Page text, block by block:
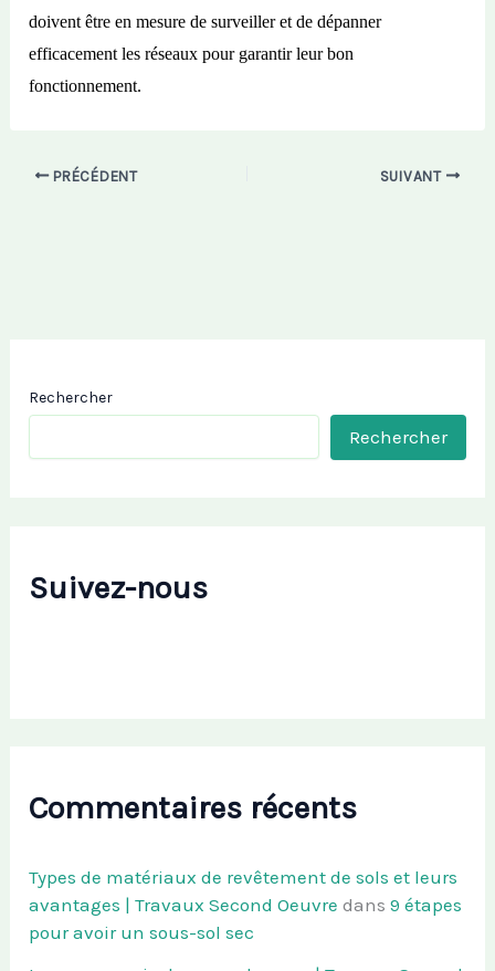
doivent être en mesure de surveiller et de dépanner
efficacement les réseaux pour garantir leur bon
fonctionnement.
PRÉCÉDENT SUIVANT
Rechercher
Rechercher
Suivez-nous
Commentaires récents
Types de matériaux de revêtement de sols et leurs
avantages | Travaux Second Oeuvre dans9 étapes
pour avoir un sous-sol sec